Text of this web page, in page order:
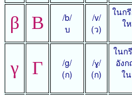
β Β
/b/
บ
/v/
(ว)
ในก
ใ
γ Γ
/g/
(ก)
/ɣ/
(ก)
ในก
อัง
ใ